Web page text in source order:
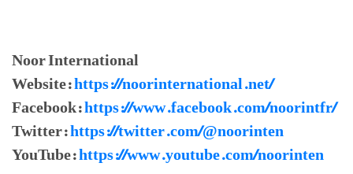
Noor International
Website:https://noorinternational.net/
Facebook:https://www.facebook.com/noorintfr/
Twitter:https://twitter.com/@noorinten
YouTube:https://www.youtube.com/noorinten